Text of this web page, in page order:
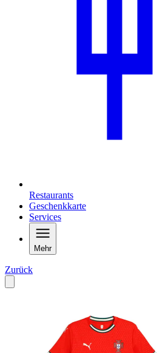
Restaurants
Geschenkkarte
Services
Mehr
Zurück